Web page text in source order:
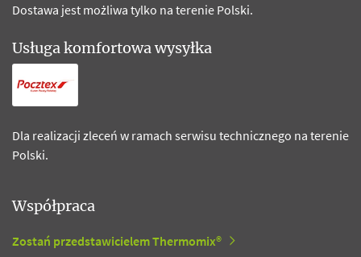
Dostawa jest możliwa tylko na terenie Polski.
Usługa komfortowa wysyłka
Dla realizacji zleceń w ramach serwisu technicznego na terenie
Polski.
Współpraca
Zostań przedstawicielem Thermomix®